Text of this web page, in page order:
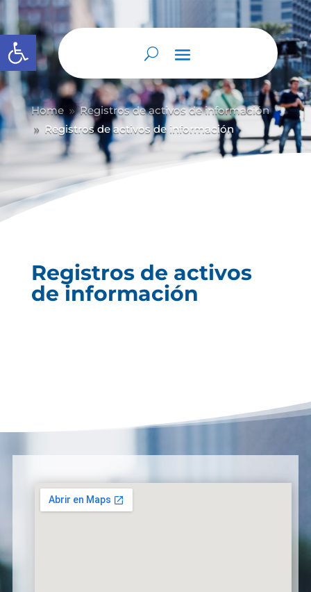
Abrir barra de herramientas
Home 9 Registros de activos de información
9 Registros de activos de información
Registros de activos
de información